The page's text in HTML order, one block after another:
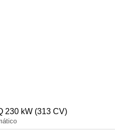
230 kW (313 CV)